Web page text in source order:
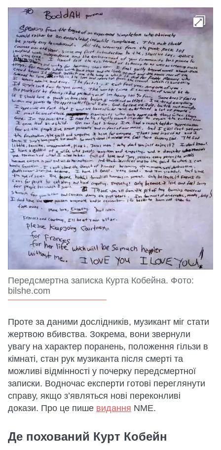
Передсмертна записка Курта Кобейна. Фото:
bilshe.com
Проте за даними дослідників, музикант міг стати
жертвою вбивства. Зокрема, вони звернули
увагу на характер поранень, положення гільзи в
кімнаті, стан рук музиканта після смерті та
можливі відмінності у почерку передсмертної
записки. Водночас експерти готові переглянути
справу, якщо з’являться нові переконливі
докази. Про це пише видання NME.
Де похований Курт Кобейн